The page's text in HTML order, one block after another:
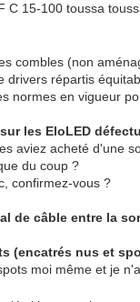
C 15-100 toussa
combles (non
drivers répartis
normes en vigueur
les EloLED
aviez acheté d'une
du coup ?
confirmez-vous ?
de câble entre la
(encatrés nus et
moi même et je